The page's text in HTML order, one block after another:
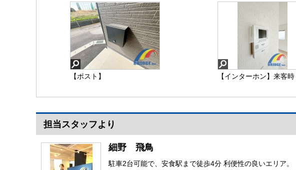
【ポスト】
【インターホン】来客時
付きインターホン
担当スタッフより
細野 飛鳥
駐車2台可能で、安食駅まで徒歩4分 利便性の良いエリア。